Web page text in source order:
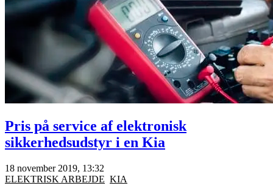
Pris på service af elektronisk
sikkerhedsudstyr i en Kia
18 november 2019, 13:32
ELEKTRISK ARBEJDE KIA